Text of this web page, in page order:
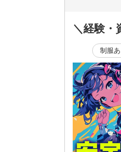
＼経験・
制服あ